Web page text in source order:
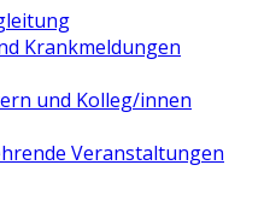
Krankmeldungen
und Kolleg/innen
Veranstaltungen